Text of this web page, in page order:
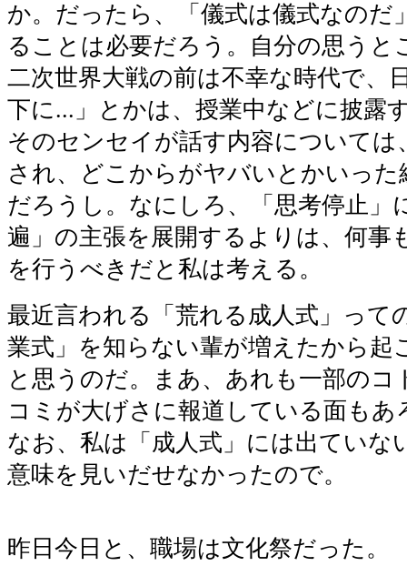
か。だったら、「儀式は儀式なのだ
ることは必要だろう。自分の思うと
二次世界大戦の前は不幸な時代で、
下に...」とかは、授業中などに披露
そのセンセイが話す内容については
され、どこからがヤバいとかいった
だろうし。なにしろ、「思考停止」
遍」の主張を展開するよりは、何事
を行うべきだと私は考える。
最近言われる「荒れる成人式」って
業式」を知らない輩が増えたから起
と思うのだ。まあ、あれも一部のコ
コミが大げさに報道している面もあ
なお、私は「成人式」には出ていな
意味を見いだせなかったので。
昨日今日と、職場は文化祭だった。